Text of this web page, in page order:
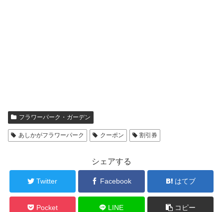
フラワーパーク・ガーデン
あしかがフラワーパーク クーポン 割引券
シェアする
Twitter Facebook はてブ
Pocket LINE コピー